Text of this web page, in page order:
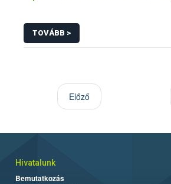
TOVÁBB >
Előző
Hivatalunk
Bemutatkozás